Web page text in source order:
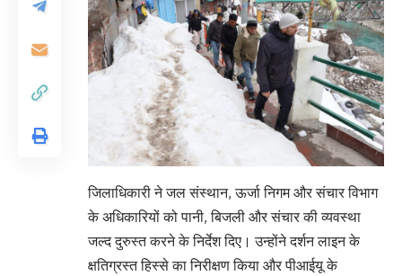
जिलाधिकारी ने जल संस्थान, ऊर्जा निगम और संचार विभाग
के अधिकारियों को पानी, बिजली और संचार की व्यवस्था
जल्द दुरुस्त करने के निर्देश दिए। उन्होंने दर्शन लाइन के
क्षतिग्रस्त हिस्से का निरीक्षण किया और पीआईयू के